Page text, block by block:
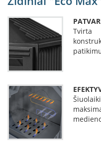
i
r
a
n
g
a
a
r
š
t
Tvirta